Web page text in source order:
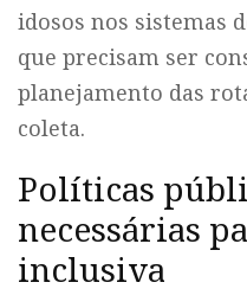
idosos nos sistemas
que precisam ser
planejamento das
coleta.
Políticas
necessárias
inclusiva